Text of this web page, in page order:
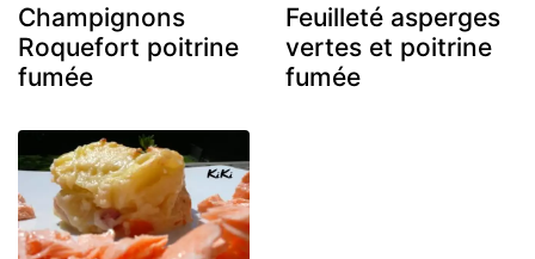
Champignons
Roquefort poitrine
fumée
Feuilleté asperges
vertes et poitrine
fumée